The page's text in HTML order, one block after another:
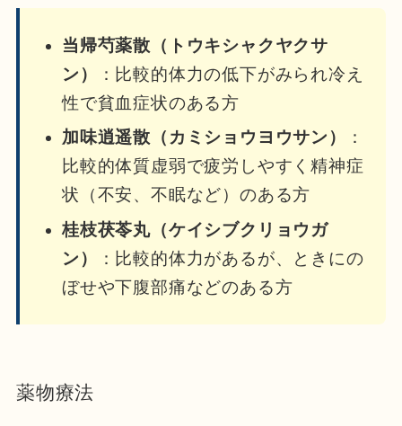
当帰芍薬散（トウキシャクヤクサ
ン）
：比較的体力の低下がみられ冷え
性で貧血症状のある方
加味逍遥散（カミショウヨウサン）
：
比較的体質虚弱で疲労しやすく精神症
状（不安、不眠など）のある方
桂枝茯苓丸（ケイシブクリョウガ
ン）
：比較的体力があるが、ときにの
ぼせや下腹部痛などのある方
薬物療法